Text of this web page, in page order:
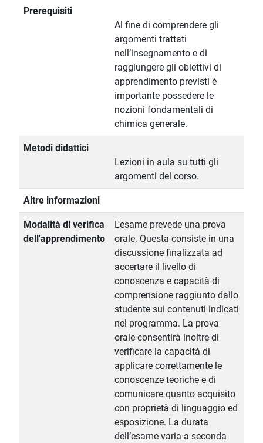
Prerequisiti
Al fine di comprendere gli
argomenti trattati
nell’insegnamento e di
raggiungere gli obiettivi di
apprendimento previsti è
importante possedere le
nozioni fondamentali di
chimica generale.
Metodi didattici
Lezioni in aula su tutti gli
argomenti del corso.
Altre informazioni
Modalità di verifica
dell'apprendimento
L'esame prevede una prova
orale. Questa consiste in una
discussione finalizzata ad
accertare il livello di
conoscenza e capacità di
comprensione raggiunto dallo
studente sui contenuti indicati
nel programma. La prova
orale consentirà inoltre di
verificare la capacità di
applicare correttamente le
conoscenze teoriche e di
comunicare quanto acquisito
con proprietà di linguaggio ed
esposizione. La durata
dell’esame varia a seconda